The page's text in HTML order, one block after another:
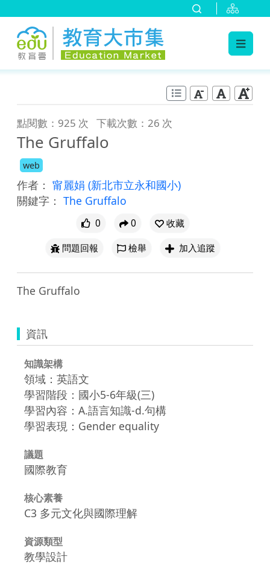
點閱數：925 次 下載次數：26 次
The Gruffalo
web
作者： 甯麗娟 (新北市立永和國小)
關鍵字： The Gruffalo
0 0
收藏
問題回報
檢舉 加入追蹤
The Gruffalo
資訊
知識架構
領域：英語文
學習階段：國小5-6年級(三)
學習內容：A.語言知識-d.句構
學習表現：Gender equality
議題
國際教育
核心素養
C3 多元文化與國際理解
資源類型
教學設計